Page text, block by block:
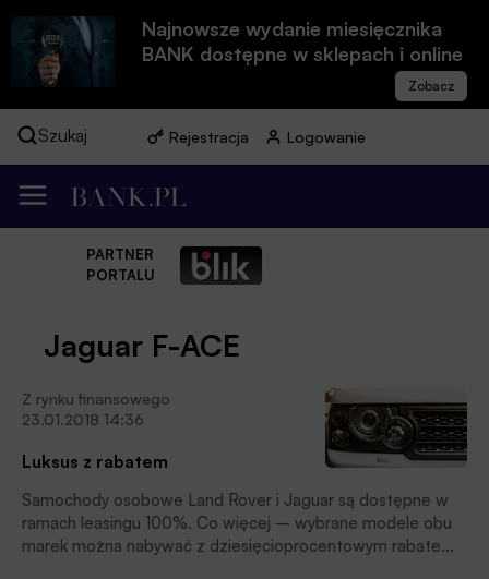
Najnowsze wydanie miesięcznika
BANK dostępne w sklepach i online
Szukaj Rejestracja Logowanie
PARTNER
PORTALU
Jaguar F-ACE
Z rynku finansowego
23.01.2018 14:36
Luksus z rabatem
Samochody osobowe Land Rover i Jaguar są dostępne w
ramach leasingu 100%. Co więcej – wybrane modele obu
marek można nabywać z dziesięcioprocentowym rabatem.